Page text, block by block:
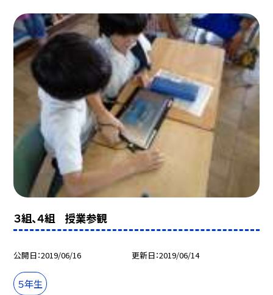
３組、４組 授業参観
公開日 2019/06/16 更新日 2019/06/14
５年生